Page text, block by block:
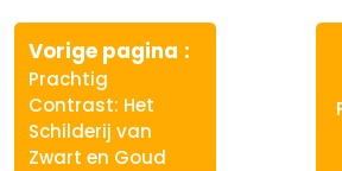
Berichtnavigatie
Vorige pagina
Prachtig
Contrast: Het
Schilderij van
Zwart en Goud